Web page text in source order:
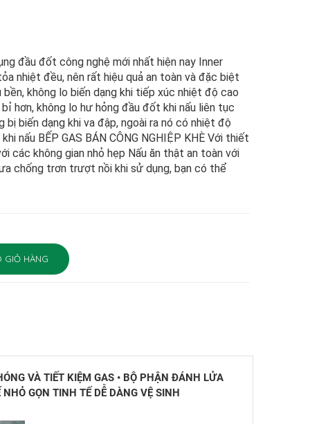
đầu đốt công nghệ mới nhất hiện nay Inner
nhiệt đều, nên rất hiệu quả an toàn và đặc biệt
không lo biến dạng khi tiếp xúc nhiệt độ cao
hơn, không lo hư hỏng đầu đốt khi nấu liên tục
bị biến dạng khi va đập, ngoài ra nó có nhiệt độ
nấu BẾP GAS BÁN CÔNG NGHIỆP KHÈ Với thiết
các không gian nhỏ hẹp Nấu ăn thật an toàn với
chống trơn trượt nồi khi sử dụng, bạn có thể
GIỎ HÀNG
VÀ TIẾT KIỆM GAS • BỘ PHẬN ĐÁNH LỬA
GỌN TINH TẾ DỄ DÀNG VỆ SINH